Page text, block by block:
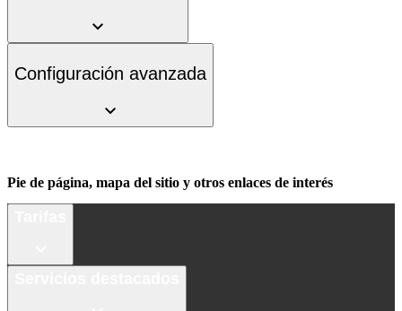
Configuración avanzada
Pie de página, mapa del sitio y otros enlaces de interés